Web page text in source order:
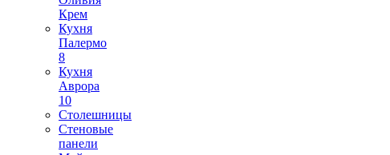
Крем
Кухня
Палермо
8
Кухня
Аврора
10
Столешницы
Стеновые
панели